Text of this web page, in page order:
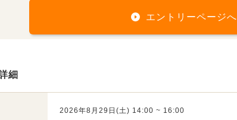
エントリーページへ
細
2026年8月29日(土) 14:00 ~ 16:00